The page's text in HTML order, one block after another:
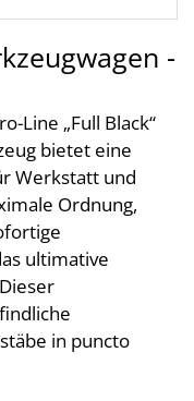
-
Line „Full Black“
bietet eine
Werkstatt und
Ordnung,
ultimative
in puncto